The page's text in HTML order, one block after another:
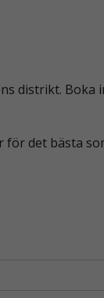
distrikt. Boka
det bästa